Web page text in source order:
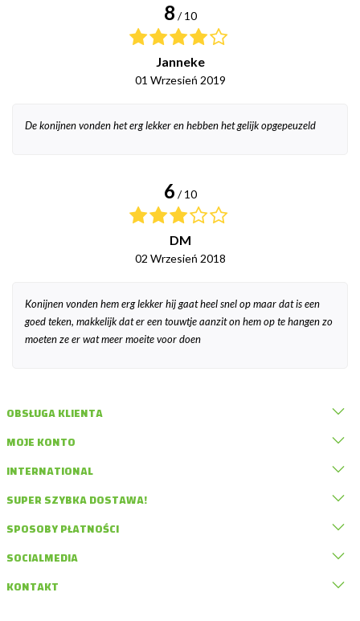
8 / 10
Janneke
01 Wrzesień 2019
De konijnen vonden het erg lekker en hebben het gelijk opgepeuzeld
6 / 10
DM
02 Wrzesień 2018
Konijnen vonden hem erg lekker hij gaat heel snel op maar dat is een
goed teken, makkelijk dat er een touwtje aanzit on hem op te hangen zo
moeten ze er wat meer moeite voor doen
OBSŁUGA KLIENTA
MOJE KONTO
INTERNATIONAL
SUPER SZYBKA DOSTAWA!
SPOSOBY PŁATNOŚCI
SOCIALMEDIA
KONTAKT